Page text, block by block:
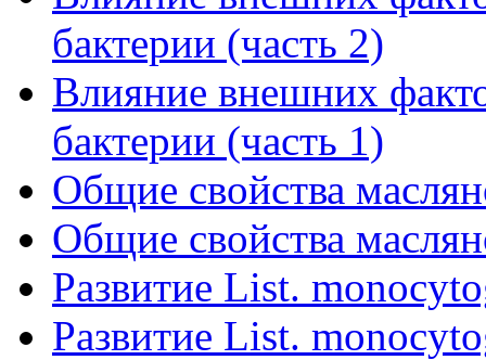
бактерии (часть 2)
Влияние внешних
бактерии (часть 1)
Общие свойства
Общие свойства
Развитие List.
Развитие List.